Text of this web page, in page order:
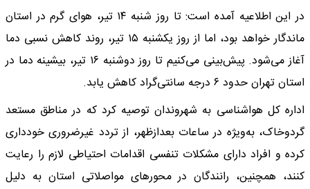
در این اطلاعیه آمده است: تا روز شنبه ۱۴ تیر، هوای گرم در استان
ماندگار خواهد بود، اما از روز یکشنبه ۱۵ تیر، روند کاهش نسبی دما
آغاز می‌شود. پیش‌بینی می‌کنیم تا روز دوشنبه ۱۶ تیر، بیشینه دما در
استان تهران حدود ۶ درجه سانتی‌گراد کاهش یابد.
اداره کل هواشناسی به شهروندان توصیه کرد که در مناطق مستعد
گردوخاک، به‌ویژه در ساعات بعدازظهر، از تردد غیرضروری خودداری
کرده و افراد دارای مشکلات تنفسی اقدامات احتیاطی لازم را رعایت
کنند، همچنین، رانندگان در محور‌های مواصلاتی استان به دلیل